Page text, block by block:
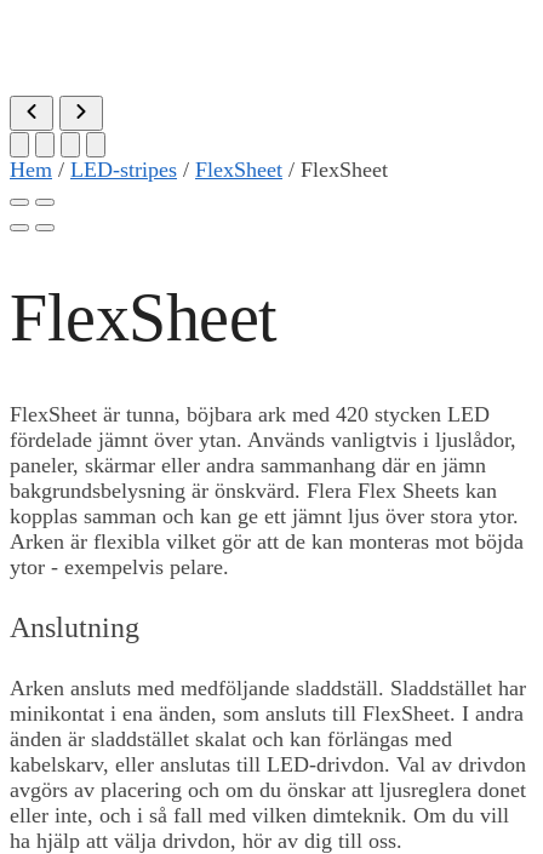
Hem / LED-stripes / FlexSheet / FlexSheet
FlexSheet
FlexSheet är tunna, böjbara ark med 420 stycken LED
fördelade jämnt över ytan. Används vanligtvis i ljuslådor,
paneler, skärmar eller andra sammanhang där en jämn
bakgrundsbelysning är önskvärd. Flera Flex Sheets kan
kopplas samman och kan ge ett jämnt ljus över stora ytor.
Arken är flexibla vilket gör att de kan monteras mot böjda
ytor - exempelvis pelare.
Anslutning
Arken ansluts med medföljande sladdställ. Sladdstället har
minikontat i ena änden, som ansluts till FlexSheet. I andra
änden är sladdstället skalat och kan förlängas med
kabelskarv, eller anslutas till LED-drivdon. Val av drivdon
avgörs av placering och om du önskar att ljusreglera donet
eller inte, och i så fall med vilken dimteknik. Om du vill
ha hjälp att välja drivdon, hör av dig till oss.